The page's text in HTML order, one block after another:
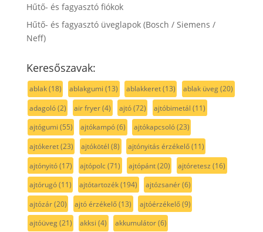
Hűtő- és fagyasztó fiókok
Hűtő- és fagyasztó üveglapok (Bosch / Siemens /
Neff)
Keresőszavak:
ablak(18) ablakgumi (13) ablakkeret(13) ablak üveg(20)
adagoló(2) air fryer(4) ajtó(72) ajtóbimetál (11)
ajtógumi (55) ajtókampó(6) ajtókapcsoló(23)
ajtókeret(23) ajtókötél (8) ajtónyitás érzékelő(11)
ajtónyitó(17) ajtópolc(71) ajtópánt(20) ajtóretesz (16)
ajtórugó(11) ajtótartozék(194) ajtózsanér(6)
ajtózár(20) ajtó érzékelő(13) ajtóérzékelő(9)
ajtóüveg(21) akksi (4) akkumulátor(6)